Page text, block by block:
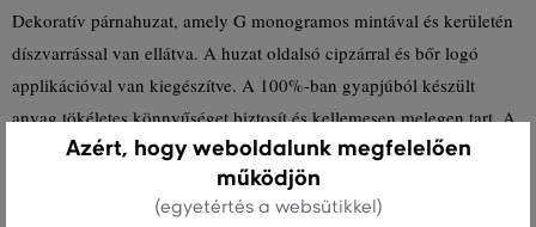
Dekoratív párnahuzat, amely G monogramos mintával és kerületén
díszvarrással van ellátva. A huzat oldalsó cipzárral és bőr logó
applikációval van kiegészítve. A 100%-ban gyapjúból készült
anyag tökéletes könnyűséget biztosít és kellemesen melegen tart. A
huzat légáteresztő, nem gyűrődik és nem szívja magába a szagokat.
Nagyon stílusos és ízléses kiegészítő, amely otthonának bármely
pontján megállja majd helyét. Méretek: 50 x 50 cm.
Azért, hogy weboldalunk megfelelően
működjön
(egyetértés a websütikkel)